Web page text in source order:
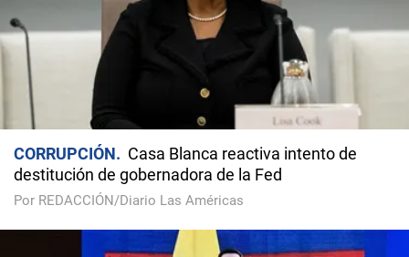
CORRUPCIÓN
Casa Blanca reactiva intento de
destitución de gobernadora de la Fed
Por REDACCIÓN/Diario Las Américas